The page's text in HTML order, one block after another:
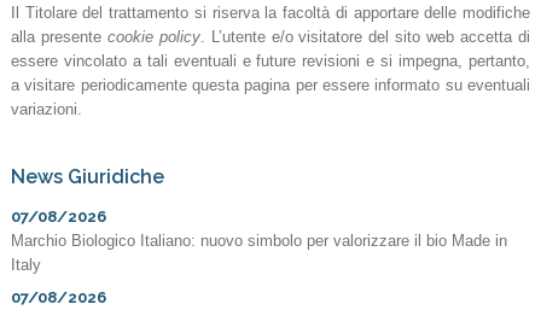
Il Titolare del trattamento si riserva la facoltà di apportare delle modifiche
alla presente cookie policy. L’utente e/o visitatore del sito web accetta di
essere vincolato a tali eventuali e future revisioni e si impegna, pertanto,
a visitare periodicamente questa pagina per essere informato su eventuali
variazioni.
News Giuridiche
07/08/2026
Marchio Biologico Italiano: nuovo simbolo per valorizzare il bio Made in
Italy
07/08/2026